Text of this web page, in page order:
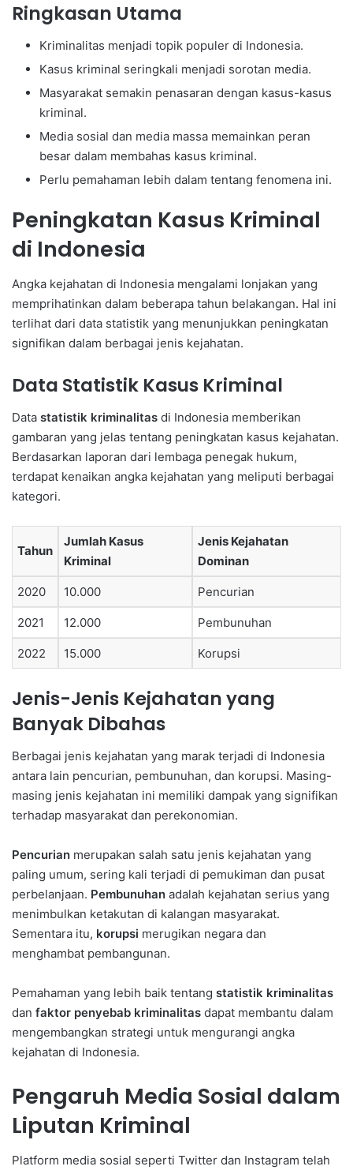
Ringkasan Utama
Kriminalitas menjadi topik populer di Indonesia.
Kasus kriminal seringkali menjadi sorotan media.
Masyarakat semakin penasaran dengan kasus-kasus
kriminal.
Media sosial dan media massa memainkan peran
besar dalam membahas kasus kriminal.
Perlu pemahaman lebih dalam tentang fenomena ini.
Peningkatan Kasus Kriminal
di Indonesia
Angka kejahatan di Indonesia mengalami lonjakan yang
memprihatinkan dalam beberapa tahun belakangan. Hal ini
terlihat dari data statistik yang menunjukkan peningkatan
signifikan dalam berbagai jenis kejahatan.
Data Statistik Kasus Kriminal
Data statistik kriminalitas di Indonesia memberikan
gambaran yang jelas tentang peningkatan kasus kejahatan.
Berdasarkan laporan dari lembaga penegak hukum,
terdapat kenaikan angka kejahatan yang meliputi berbagai
kategori.
Tahun
Jumlah Kasus
Kriminal
Jenis Kejahatan
Dominan
2020 10.000 Pencurian
2021 12.000 Pembunuhan
2022 15.000 Korupsi
Jenis-Jenis Kejahatan yang
Banyak Dibahas
Berbagai jenis kejahatan yang marak terjadi di Indonesia
antara lain pencurian, pembunuhan, dan korupsi. Masing-
masing jenis kejahatan ini memiliki dampak yang signifikan
terhadap masyarakat dan perekonomian.
Pencurian merupakan salah satu jenis kejahatan yang
paling umum, sering kali terjadi di pemukiman dan pusat
perbelanjaan. Pembunuhan adalah kejahatan serius yang
menimbulkan ketakutan di kalangan masyarakat.
Sementara itu, korupsi merugikan negara dan
menghambat pembangunan.
Pemahaman yang lebih baik tentang statistik kriminalitas
dan faktor penyebab kriminalitas dapat membantu dalam
mengembangkan strategi untuk mengurangi angka
kejahatan di Indonesia.
Pengaruh Media Sosial dalam
Liputan Kriminal
Platform media sosial seperti Twitter dan Instagram telah